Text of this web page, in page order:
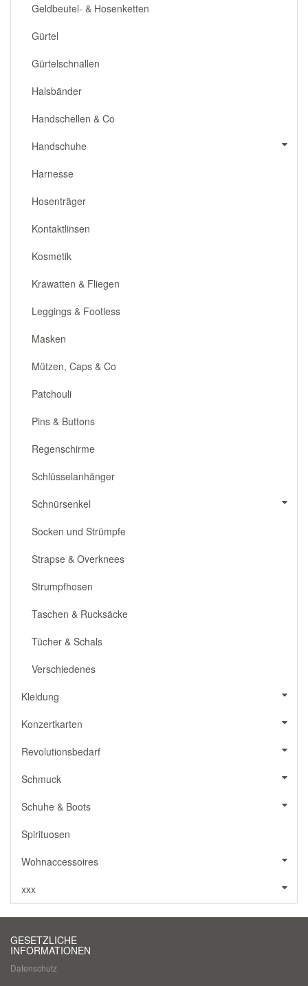
Geldbeutel- & Hosenketten
Gürtel
Gürtelschnallen
Halsbänder
Handschellen & Co
Handschuhe
Harnesse
Hosenträger
Kontaktlinsen
Kosmetik
Krawatten & Fliegen
Leggings & Footless
Masken
Mützen, Caps & Co
Patchouli
Pins & Buttons
Regenschirme
Schlüsselanhänger
Schnürsenkel
Socken und Strümpfe
Strapse & Overknees
Strumpfhosen
Taschen & Rucksäcke
Tücher & Schals
Verschiedenes
Kleidung
Konzertkarten
Revolutionsbedarf
Schmuck
Schuhe & Boots
Spirituosen
Wohnaccessoires
xxx
GESETZLICHE
INFORMATIONEN
Datenschutz